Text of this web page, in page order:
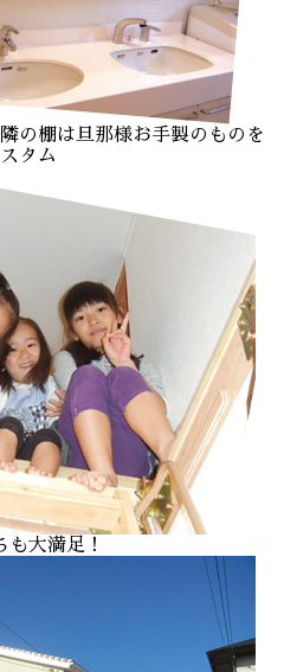
の棚は旦那様お手製のものを
タム
も大満足！